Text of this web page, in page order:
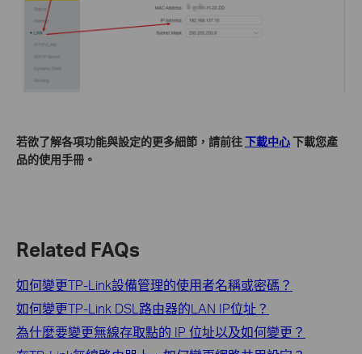
若欲了解各項功能與設定的更多細節，請前往下載中心下載您產
品的使用手冊。
Related FAQs
如何變更TP-Link設備管理的使用者名稱或密碼？
如何變更TP-Link DSL路由器的LAN IP位址？
為什麼要變更無線存取點的 IP 位址以及如何變更？